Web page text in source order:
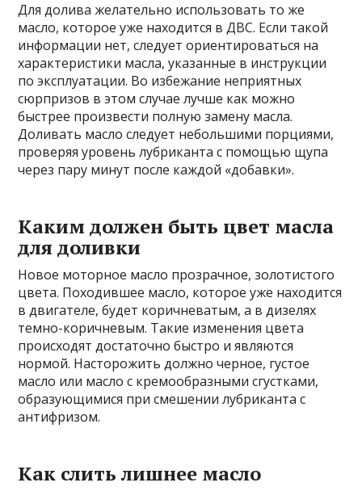
Для долива желательно использовать то же
масло, которое уже находится в ДВС. Если такой
информации нет, следует ориентироваться на
характеристики масла, указанные в инструкции
по эксплуатации. Во избежание неприятных
сюрпризов в этом случае лучше как можно
быстрее произвести полную замену масла.
Доливать масло следует небольшими порциями,
проверяя уровень лубриканта с помощью щупа
через пару минут после каждой «добавки».
Каким должен быть цвет масла
для доливки
Новое моторное масло прозрачное, золотистого
цвета. Походившее масло, которое уже находится
в двигателе, будет коричневатым, а в дизелях
темно-коричневым. Такие изменения цвета
происходят достаточно быстро и являются
нормой. Насторожить должно черное, густое
масло или масло с кремообразными сгустками,
образующимися при смешении лубриканта с
антифризом.
Как слить лишнее масло